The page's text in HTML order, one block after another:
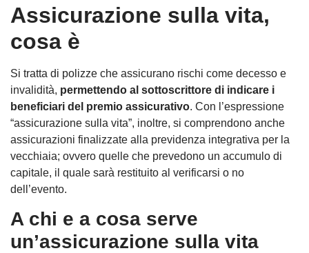
Assicurazione sulla vita,
cosa è
Si tratta di polizze che assicurano rischi come decesso e
invalidità, permettendo al sottoscrittore di indicare i
beneficiari del premio assicurativo. Con l’espressione
“assicurazione sulla vita”, inoltre, si comprendono anche
assicurazioni finalizzate alla previdenza integrativa per la
vecchiaia; ovvero quelle che prevedono un accumulo di
capitale, il quale sarà restituito al verificarsi o no
dell’evento.
A chi e a cosa serve
un’assicurazione sulla vita